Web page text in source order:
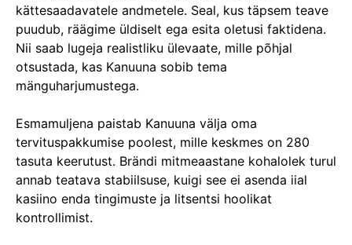
kättesaadavatele andmetele. Seal, kus täpsem teave
puudub, räägime üldiselt ega esita oletusi faktidena.
Nii saab lugeja realistliku ülevaate, mille põhjal
otsustada, kas Kanuuna sobib tema
mänguharjumustega.
Esmamuljena paistab Kanuuna välja oma
tervituspakkumise poolest, mille keskmes on 280
tasuta keerutust. Brändi mitmeaastane kohalolek turul
annab teatava stabiilsuse, kuigi see ei asenda iial
kasiino enda tingimuste ja litsentsi hoolikat
kontrollimist.